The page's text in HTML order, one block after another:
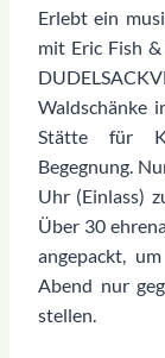
Erlebt ein
mit Eric Fish
Waldschänke
Stätte für
Begegnung.
Uhr (Einlass)
Über 30
angepackt,
Abend nur
stellen.